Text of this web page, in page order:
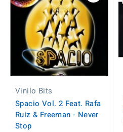
Vinilo Bits
Spacio Vol. 2 Feat. Rafa
Ruiz & Freeman - Never
Stop